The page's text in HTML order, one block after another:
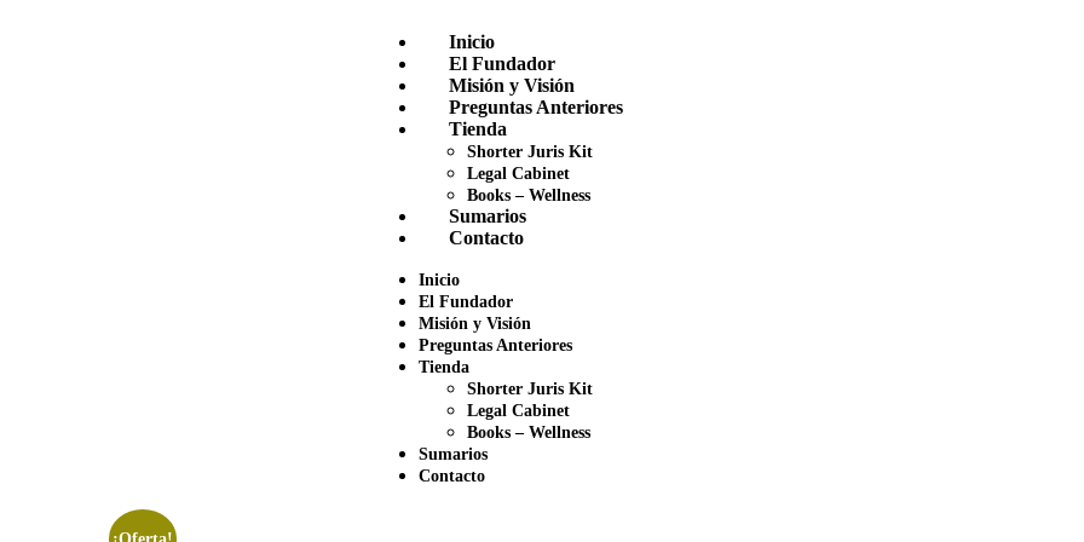
Inicio
El Fundador
Misión y Visión
Preguntas Anteriores
Tienda
Shorter Juris Kit
Legal Cabinet
Books – Wellness
Sumarios
Contacto
Inicio
El Fundador
Misión y Visión
Preguntas Anteriores
Tienda
Shorter Juris Kit
Legal Cabinet
Books – Wellness
Sumarios
Contacto